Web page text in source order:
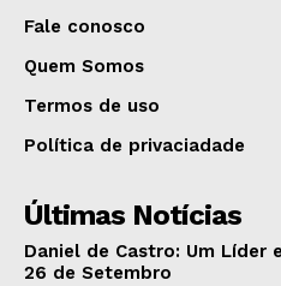
Fale conosco
Quem Somos
Termos de uso
Política de privaciadade
Últimas Notícias
Daniel de Castro: Um Líder
26 de Setembro